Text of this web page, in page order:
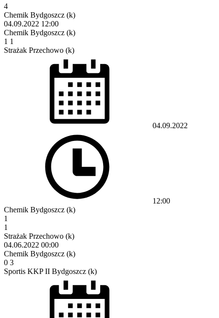
4
Chemik Bydgoszcz (k)
04.09.2022 12:00
Chemik Bydgoszcz (k)
1 1
Strażak Przechowo (k)
04.09.2022
12:00
Chemik Bydgoszcz (k)
1
1
Strażak Przechowo (k)
04.06.2022 00:00
Chemik Bydgoszcz (k)
0 3
Sportis KKP II Bydgoszcz (k)